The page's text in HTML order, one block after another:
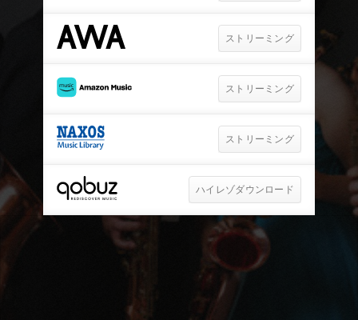
ストリーミング
ストリーミング
ストリーミング
ハイレゾダウンロード